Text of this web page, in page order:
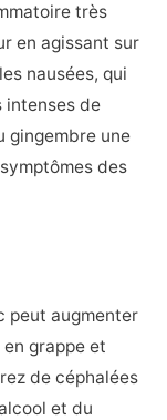
très
en agissant sur
nausées, qui
intenses de
gingembre une
des
peut augmenter
grappe et
de céphalées
et du